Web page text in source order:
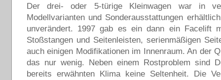
Der drei- oder 5-türige Kleinwagen war in
Modellvarianten und Sonderausstattungen
unverändert. 1997 gab es ein dann ein Facelift
Stoßstangen und Seitenleisten, serienmäßigen
auch einigen Modifikationen im Innenraum. An der
das nur wenig. Neben einem Rostproblem sind
bereits erwähnten Klima keine Seltenheit. Die